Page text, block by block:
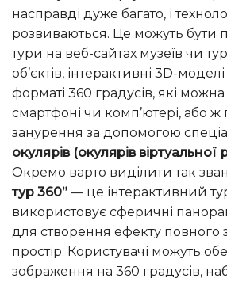
насправді дуже багато, і
розвиваються. Це можуть бути
тури на веб-сайтах музеїв чи
об’єктів, інтерактивні 3D-
форматі 360 градусів, які
смартфоні чи комп’ютері, або ж
занурення за допомогою
окулярів (окулярів віртуальної
Окремо варто виділити так
тур 360” — це інтерактивний
використовує сферичні
для створення ефекту повного
простір. Користувачі можуть
зображення на 360 градусів,